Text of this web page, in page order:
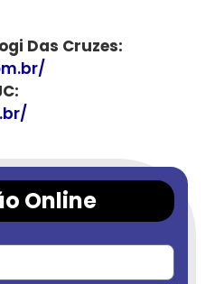
Das Cruzes:
Online